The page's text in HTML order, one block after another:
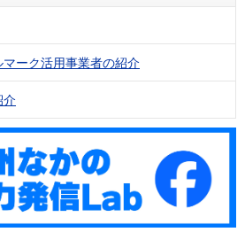
ーク活用事業者の紹介
介